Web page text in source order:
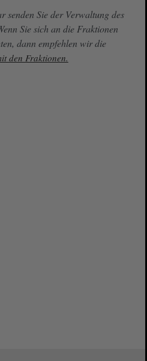
senden Sie der Verwaltung des
Sie sich an die Fraktionen
dann empfehlen wir die
den Fraktionen.